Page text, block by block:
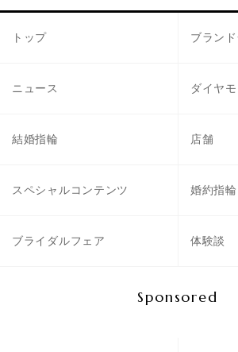
トップ ブラン
ニュース ダイヤ
結婚指輪 店舗
スペシャルコンテンツ 婚約指輪
ブライダルフェア 体験談
Sponsored